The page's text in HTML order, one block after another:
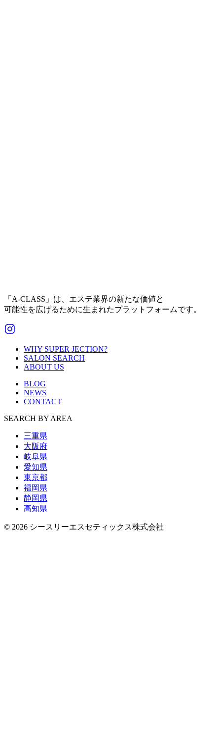
「A-CLASS」は、エステ業界の新たな価値と
可能性を広げるために生まれたプラットフォームです。
WHY SUPER JECTION?
SALON SEARCH
ABOUT US
BLOG
NEWS
CONTACT
SEARCH BY AREA
三重県
大阪府
岐阜県
愛知県
東京都
福岡県
静岡県
高知県
© 2026 シースリーエスセティックス株式会社